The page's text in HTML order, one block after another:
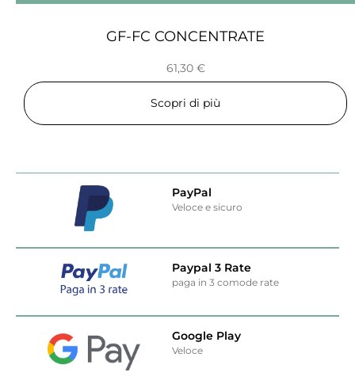
GF-FC CONCENTRATE
61,30 €
Scopri di più
PayPal
Veloce e sicuro
Paypal 3 Rate
paga in 3 comode rate
Google Play
Veloce